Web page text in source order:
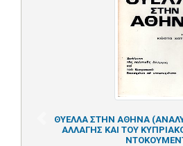
ΘΥΕΛΛΑ ΣΤΗΝ ΑΘΗΝΑ
ΑΛΛΑΓΗΣ ΚΑΙ ΤΟΥ
Previous